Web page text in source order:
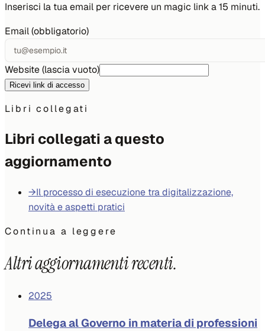
Inserisci la tua email per ricevere un magic link a 15 minuti.
Email (obbligatorio)
Website (lascia vuoto)
Ricevi link di accesso
Libri collegati
Libri collegati a questo
aggiornamento
→Il processo di esecuzione tra digitalizzazione,
novità e aspetti pratici
Continua a leggere
Altri aggiornamenti recenti.
2025
Delega al Governo in materia di professioni